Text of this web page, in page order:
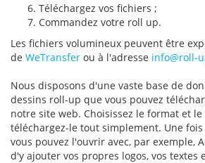
Téléchargez vos fichiers ;
Commandez votre roll up.
Les fichiers volumineux peuvent être
de WeTransfer ou à l'adresse info@roll-
Nous disposons d'une vaste base de
dessins roll-up que vous pouvez
notre site web. Choisissez le format et
téléchargez-le tout simplement. Une
vous pouvez l'ouvrir avec, par exemple,
d'y ajouter vos propres logos, vos textes